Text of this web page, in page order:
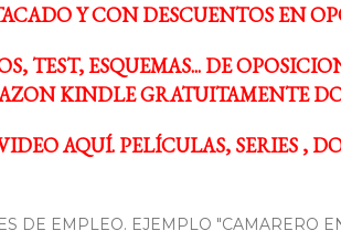
Y CON DESCUENTOS EN
TEST, ESQUEMAS... DE
KINDLE GRATUITAMENTE
AQUÍ. PELÍCULAS, SERIES ,
DE EMPLEO. EJEMPLO "CAMARERO